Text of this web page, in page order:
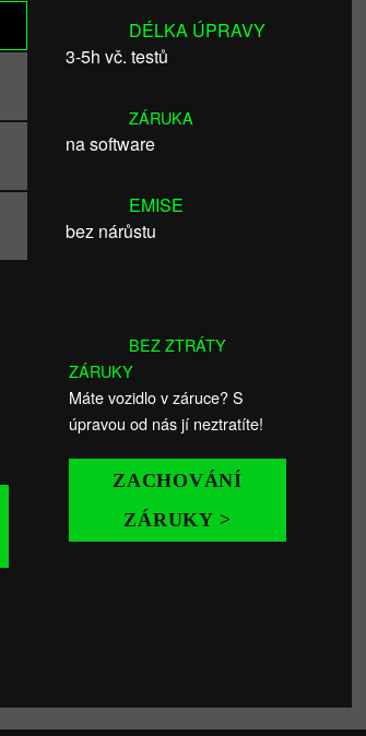
DÉLKA ÚPRAVY
3-5h vč. testů
ZÁRUKA
na software
EMISE
bez nárůstu
BEZ ZTRÁTY
ZÁRUKY
Máte vozidlo v záruce? S
úpravou od nás jí neztratíte!
ZACHOVÁNÍ
ZÁRUKY >